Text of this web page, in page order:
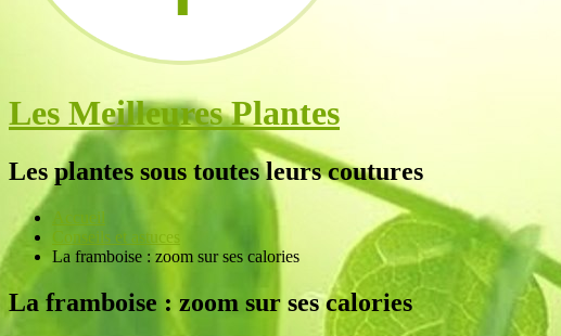
Les Meilleures Plantes
Les plantes sous toutes leurs coutures
Accueil
Conseils et astuces
La framboise : zoom sur ses calories
La framboise : zoom sur ses calories